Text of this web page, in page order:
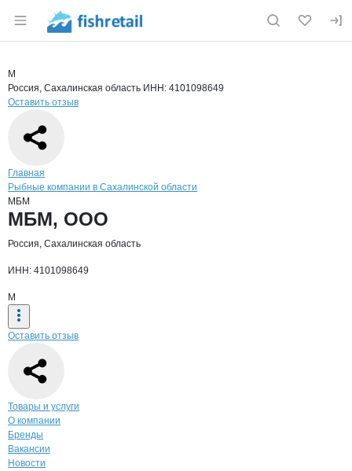
Раздел навигации по сайту fishretail.ru
Страница компании
Страница компании
Краткая информация о компании
М
Россия, Сахалинская область ИНН: 4101098649
Оставить отзыв
Навигация по сайту
Главная
Рыбные компании в Сахалинской области
МБМ
Основная информация о компании
МБМ, ООО
Россия, Сахалинская область
ИНН: 4101098649
М
Оставить отзыв
Навигация по странице
Товары и услуги
О компании
Бренды
Вакансии
Новости